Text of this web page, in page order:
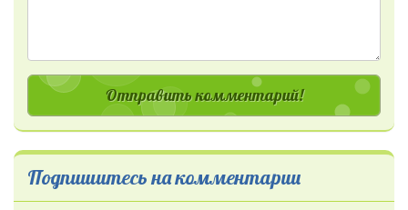
Отправить комментарий!
Подпишитесь на комментарии